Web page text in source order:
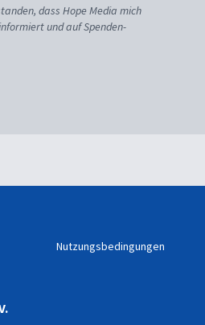
dass Hope Media mich
und auf Spenden-
Nutzungsbedingungen